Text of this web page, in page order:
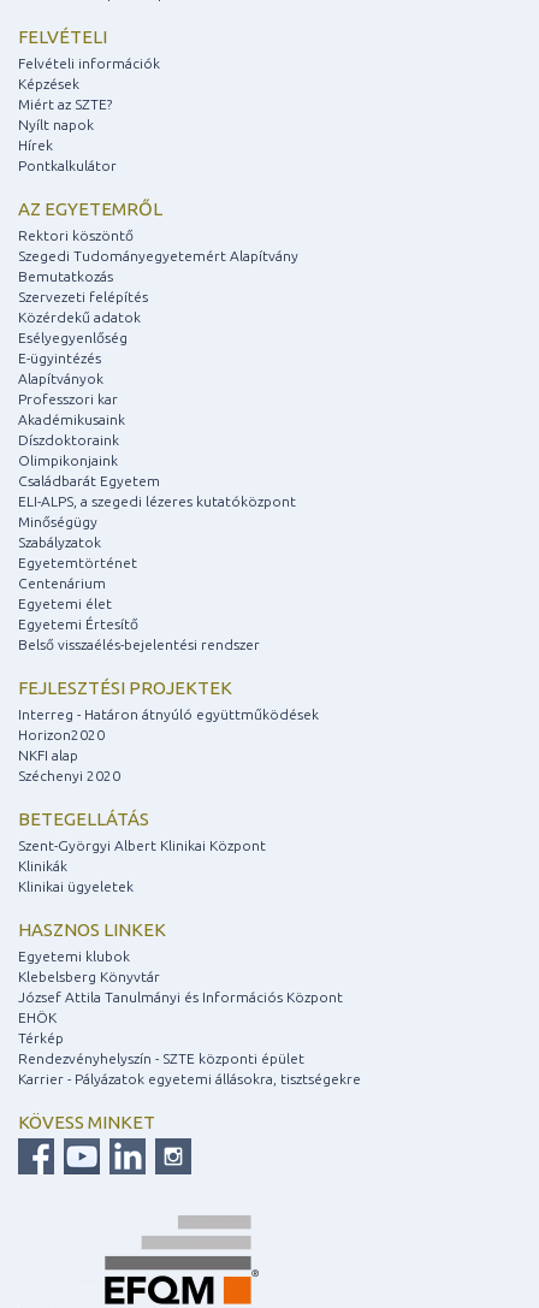
FELVÉTELI
Felvételi információk
Képzések
Miért az SZTE?
Nyílt napok
Hírek
Pontkalkulátor
AZ EGYETEMRŐL
Rektori köszöntő
Szegedi Tudományegyetemért Alapítvány
Bemutatkozás
Szervezeti felépítés
Közérdekű adatok
Esélyegyenlőség
E-ügyintézés
Alapítványok
Professzori kar
Akadémikusaink
Díszdoktoraink
Olimpikonjaink
Családbarát Egyetem
ELI-ALPS, a szegedi lézeres kutatóközpont
Minőségügy
Szabályzatok
Egyetemtörténet
Centenárium
Egyetemi élet
Egyetemi Értesítő
Belső visszaélés-bejelentési rendszer
FEJLESZTÉSI PROJEKTEK
Interreg - Határon átnyúló együttműködések
Horizon2020
NKFI alap
Széchenyi 2020
BETEGELLÁTÁS
Szent-Györgyi Albert Klinikai Központ
Klinikák
Klinikai ügyeletek
HASZNOS LINKEK
Egyetemi klubok
Klebelsberg Könyvtár
József Attila Tanulmányi és Információs Központ
EHÖK
Térkép
Rendezvényhelyszín - SZTE központi épület
Karrier - Pályázatok egyetemi állásokra, tisztségekre
KÖVESS MINKET